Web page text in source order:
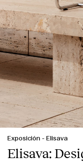
Exposición - Elisava
Elisava: